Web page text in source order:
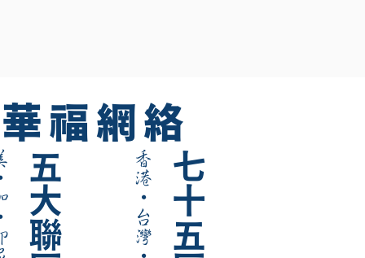
華福網絡
香港
·
台灣
五大聯區